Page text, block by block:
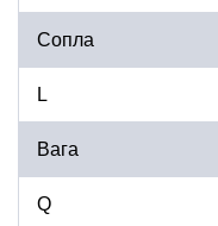
Сопла
L
Вага
Q